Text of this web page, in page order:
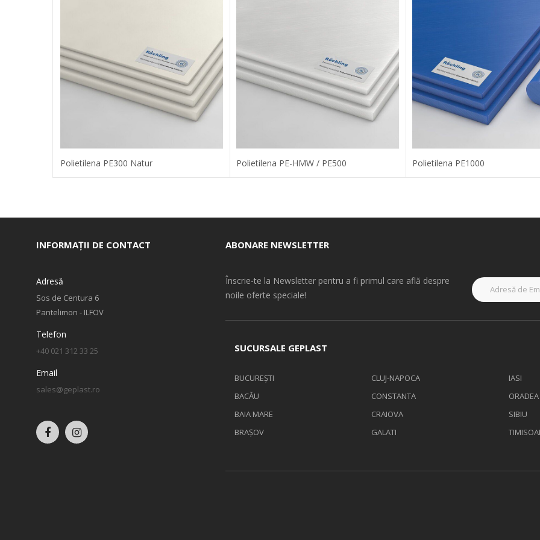
Polietilena PE300 Natur Polietilena PE-HMW / PE500 Polietilena PE1000
INFORMAȚII DE CONTACT
Adresă
Sos de Centura 6
Pantelimon - ILFOV
Telefon
+40 021 312 33 25
Email
sales@geplast.ro
ABONARE NEWSLETTER
Înscrie-te la Newsletter pentru a fi primul care află despre
noile oferte speciale!
SUCURSALE GEPLAST
BUCUREȘTI
BACĂU
BAIA MARE
BRAȘOV
CLUJ-NAPOCA
CONSTANTA
CRAIOVA
GALATI
IASI
ORADEA
SIBIU